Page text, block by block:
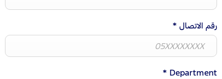
رقم الاتصال *
Department
*